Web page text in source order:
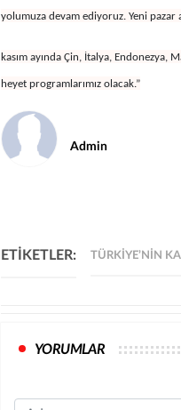
yolumuza devam ediyoruz. Yeni pazar
kasım ayında Çin, İtalya, Endonezya,
heyet programlarımız olacak.”
Admin
ETİKETLER: TÜRKIYE’NIN
YORUMLAR